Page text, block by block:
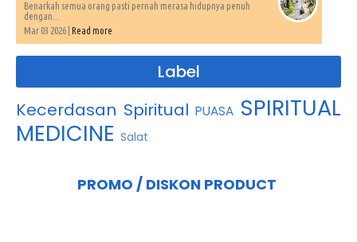
Benarkah semua orang pasti pernah merasa hidupnya penuh
dengan...
Mar 03 2026 | Read more
Label
Kecerdasan SpiritualPUASA SPIRITUAL
MEDICINE Salat
PROMO / DISKON PRODUCT